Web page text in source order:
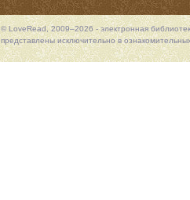
© LoveRead, 2009–2026 - электронная
представлены исключительно в